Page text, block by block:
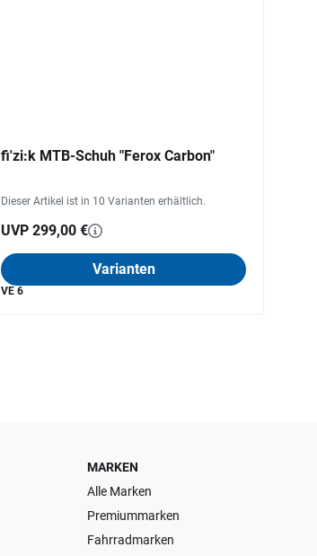
fi'zi:k MTB-Schuh "Ferox Carbon"
Dieser Artikel ist in 10 Varianten erhältlich.
UVP 299,00 €
Varianten
VE 6
MARKEN
Alle Marken
Premiummarken
Fahrradmarken